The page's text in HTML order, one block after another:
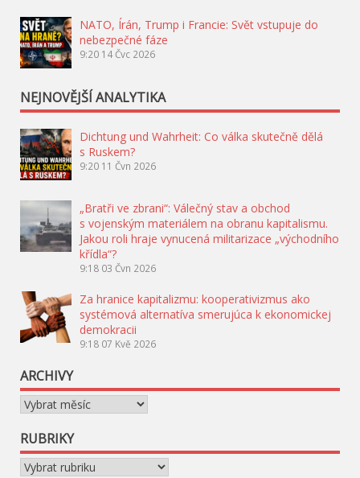
NATO, Írán, Trump i Francie: Svět vstupuje do
nebezpečné fáze
9:20 14 Čvc 2026
NEJNOVĚJŠÍ ANALYTIKA
Dichtung und Wahrheit: Co válka skutečně dělá
s Ruskem?
9:20 11 Čvn 2026
„Bratři ve zbrani“: Válečný stav a obchod
s vojenským materiálem na obranu kapitalismu.
Jakou roli hraje vynucená militarizace „východního
křídla“?
9:18 03 Čvn 2026
Za hranice kapitalizmu: kooperativizmus ako
systémová alternatíva smerujúca k ekonomickej
demokracii
9:18 07 Kvě 2026
ARCHIVY
Archivy
RUBRIKY
Rubriky